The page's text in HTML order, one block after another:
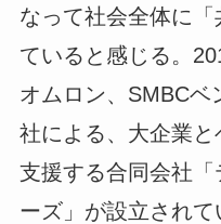
なって社会全体に
ていると感じる。
オムロン、SMBCベ
社による、大企業
支援する合同会社
ーズ」が設立されて